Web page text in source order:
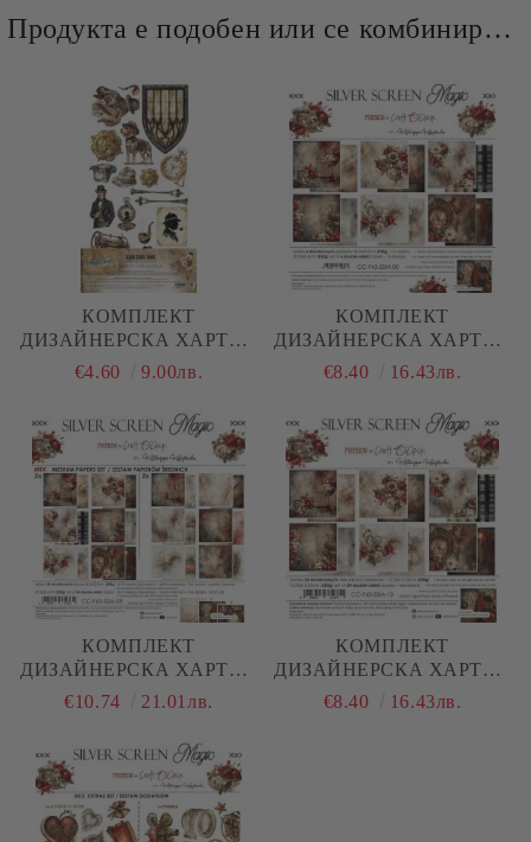
Продукта е подобен или се комбинира добре и със следните продукти :
КОМПЛЕКТ
ДИЗАЙНЕРСКА ХАРТИЯ
- BEHIND CLOSED
€4.60 9.00лв.
КОМПЛЕКТ
ДИЗАЙНЕРСКА ХАРТИЯ
- SILVER SCREEN MAGIC
€8.40 16.43лв.
КОМПЛЕКТ
ДИЗАЙНЕРСКА ХАРТИЯ
- SILVER SCREEN MAGIC
€10.74 21.01лв.
КОМПЛЕКТ
ДИЗАЙНЕРСКА ХАРТИЯ
- SILVER SCREEN MAGIC
€8.40 16.43лв.